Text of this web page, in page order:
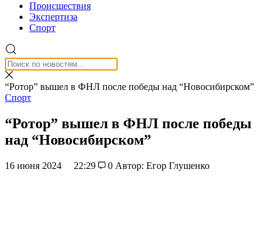
Происшествия
Экспертиза
Спорт
“Ротор” вышел в ФНЛ после победы над “Новосибирском”
Спорт
“Ротор” вышел в ФНЛ после победы
над “Новосибирском”
16 июня 2024 22:29 0 Автор: Егор Глушенко